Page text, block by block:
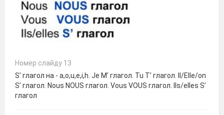
Номер слайду 13
S’ глагол на - a,o,u,e,i,h. Je M’ глагол. Tu T’ глагол. Il/Elle/on
S’ глагол. Nous NOUS глагол. Vous VOUS глагол. Ils/elles S’
глагол